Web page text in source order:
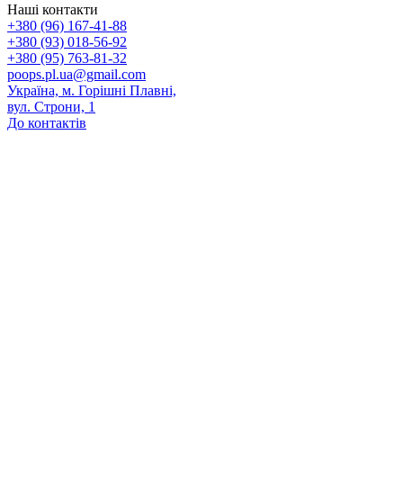
Наші контакти
+380 (96) 167-41-88
+380 (93) 018-56-92
+380 (95) 763-81-32
poops.pl.ua@gmail.com
Україна, м. Горішні Плавні,
вул. Строни, 1
До контактів